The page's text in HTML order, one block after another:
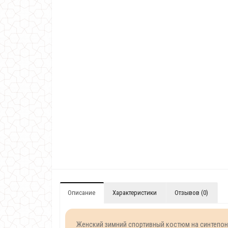
Описание Характеристики Отзывов (0)
Женский зимний спортивный костюм на